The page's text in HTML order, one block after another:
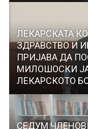
ЛЕКАРСКАТА
ЗДРАВСТВО И
ПРИЈАВА ДА
МИЛОШОСКИ
ЛЕКАРСКОТО
СЕДУМ